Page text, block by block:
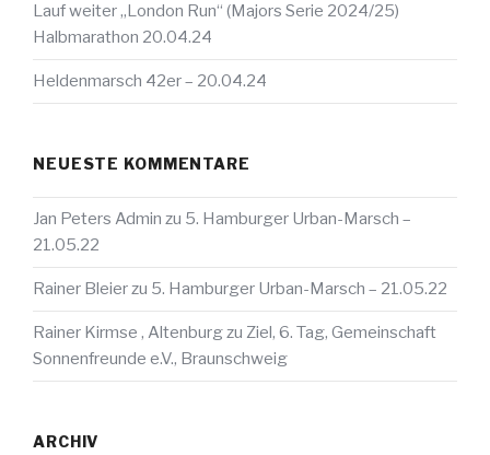
Lauf weiter „London Run“ (Majors Serie 2024/25)
Halbmarathon 20.04.24
Heldenmarsch 42er – 20.04.24
NEUESTE KOMMENTARE
Jan Peters Admin zu 5. Hamburger Urban-Marsch –
21.05.22
Rainer Bleierzu 5. Hamburger Urban-Marsch – 21.05.22
Rainer Kirmse , Altenburgzu Ziel, 6. Tag, Gemeinschaft
Sonnenfreunde e.V., Braunschweig
ARCHIV